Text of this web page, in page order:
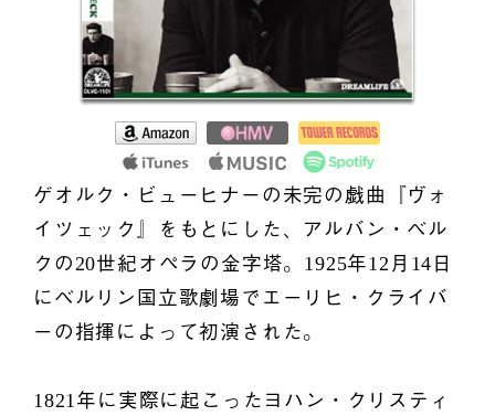
ゲオルク・ビューヒナーの未完の戯曲『ヴォ
イツェック』をもとにした、アルバン・ベル
クの20世紀オペラの金字塔。1925年12月14日
にベルリン国立歌劇場でエーリヒ・クライバ
ーの指揮によって初演された。
1821年に実際に起こったヨハン・クリスティ